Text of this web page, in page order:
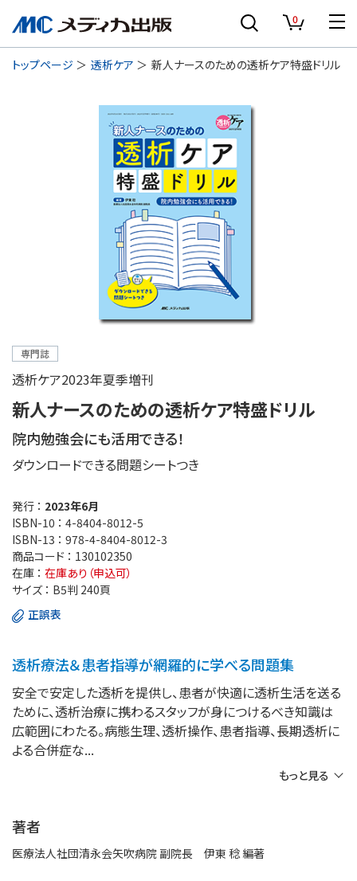
0
トップページ 透析ケア 新人ナースのための透析ケア特盛ドリル
専門誌
透析ケア2023年夏季増刊
新人ナースのための透析ケア特盛ドリル
院内勉強会にも活用できる！
ダウンロードできる問題シートつき
発行 ： 2023年6月
ISBN-10 ： 4-8404-8012-5
ISBN-13 ： 978-4-8404-8012-3
商品コード ： 130102350
在庫 ： 在庫あり（申込可）
サイズ ： B5判 240頁
正誤表
透析療法＆患者指導が網羅的に学べる問題集
安全で安定した透析を提供し、患者が快適に透析生活を送る
ために、透析治療に携わるスタッフが身につけるべき知識は
広範囲にわたる。病態生理、透析操作、患者指導、長期透析に
よる合併症な
もっと見る
著者
医療法人社団清永会矢吹病院 副院長 伊東 稔 編著